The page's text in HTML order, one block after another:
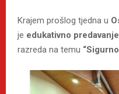
Krajem prošlog tjedna u
je edukativno predavanje
razreda na temu